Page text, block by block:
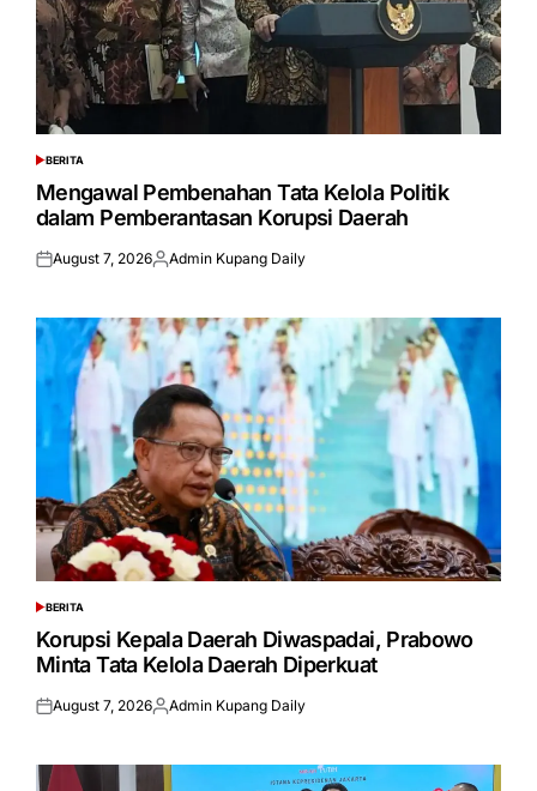
POSTED
IN
BERITA
Mengawal Pembenahan Tata Kelola Politik
dalam Pemberantasan Korupsi Daerah
Posted
August 7, 2026Posted
Admin Kupang Daily
POSTED
IN
BERITA
Korupsi Kepala Daerah Diwaspadai, Prabowo
Minta Tata Kelola Daerah Diperkuat
Posted
August 7, 2026Posted
Admin Kupang Daily